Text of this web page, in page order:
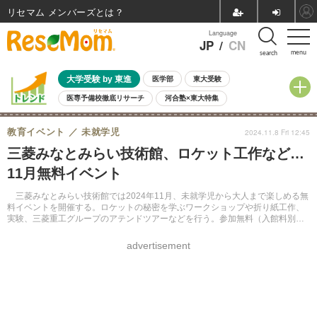
menu
Language
JP / CN search
大学受験 by 東進 医学部 東大受験
医専予備校徹底リサーチ 河合塾×東大特集
親子で考える大学選び 高校受験 中学受験 小学校受験
共通テスト 夏休み 8月開催学校説明会・相談会
8月開催イベント・WS 全国公立高校 過去問 人気記事
自由研究教材（小学生向け）
三菱みなとみらい技術館、ロケット工作など…
11月無料イベント
三菱みなとみらい技術館では2024年11月、未就学児から大人まで楽しめる無
料イベントを開催する。ロケットの秘密を学ぶワークショップや折り紙工作、
実験、三菱重工グループのアテンドツアーなどを行う。参加無料（入館料別途
教育イベント 未就学児
advertisement
2024.11.8 Fri 12:45
リセマム メンバーズ